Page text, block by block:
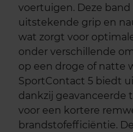
voertuigen. Deze
uitstekende grip en
wat zorgt voor
onder verschillende
op een droge of natte
SportContact 5 biedt
dankzij geavanceerde
voor een kortere
brandstofefficiëntie.